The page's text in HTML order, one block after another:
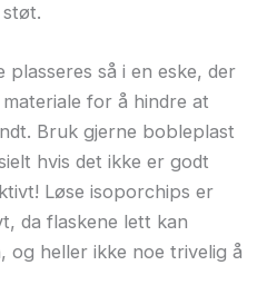
plasseres så i en eske, der
for å hindre at
Bruk gjerne bobleplast
hvis det ikke er godt
Løse isoporchips er
da flaskene lett kan
og heller ikke noe trivelig å